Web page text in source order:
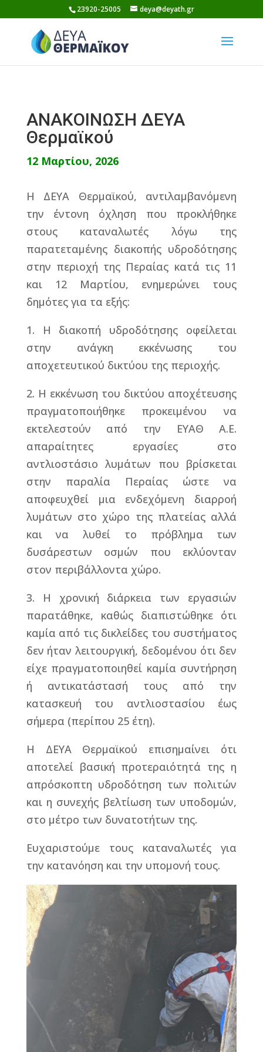
to
content
23920-25005 deya@deyath.gr
ΑΝΑΚΟΙΝΩΣΗ ΔΕΥΑ
Θερμαϊκού
12 Μαρτίου, 2026
Η ΔΕΥΑ Θερμαϊκού, αντιλαμβανόμενη
την έντονη όχληση που προκλήθηκε
στους καταναλωτές λόγω της
παρατεταμένης διακοπής υδροδότησης
στην περιοχή της Περαίας κατά τις 11
και 12 Μαρτίου, ενημερώνει τους
δημότες για τα εξής:
1. Η διακοπή υδροδότησης οφείλεται
στην ανάγκη εκκένωσης του
αποχετευτικού δικτύου της περιοχής.
2. Η εκκένωση του δικτύου αποχέτευσης
πραγματοποιήθηκε προκειμένου να
εκτελεστούν από την ΕΥΑΘ Α.Ε.
απαραίτητες εργασίες στο
αντλιοστάσιο λυμάτων που βρίσκεται
στην παραλία Περαίας ώστε να
αποφευχθεί μια ενδεχόμενη διαρροή
λυμάτων στο χώρο της πλατείας αλλά
και να λυθεί το πρόβλημα των
δυσάρεστων οσμών που εκλύονταν
στον περιβάλλοντα χώρο.
3. Η χρονική διάρκεια των εργασιών
παρατάθηκε, καθώς διαπιστώθηκε ότι
καμία από τις δικλείδες του συστήματος
δεν ήταν λειτουργική, δεδομένου ότι δεν
είχε πραγματοποιηθεί καμία συντήρηση
ή αντικατάστασή τους από την
κατασκευή του αντλιοστασίου έως
σήμερα (περίπου 25 έτη).
Η ΔΕΥΑ Θερμαϊκού επισημαίνει ότι
αποτελεί βασική προτεραιότητά της η
απρόσκοπτη υδροδότηση των πολιτών
και η συνεχής βελτίωση των υποδομών,
στο μέτρο των δυνατοτήτων της.
Ευχαριστούμε τους καταναλωτές για
την κατανόηση και την υπομονή τους.